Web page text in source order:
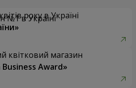
року в Україні
квітковий магазин
Award»